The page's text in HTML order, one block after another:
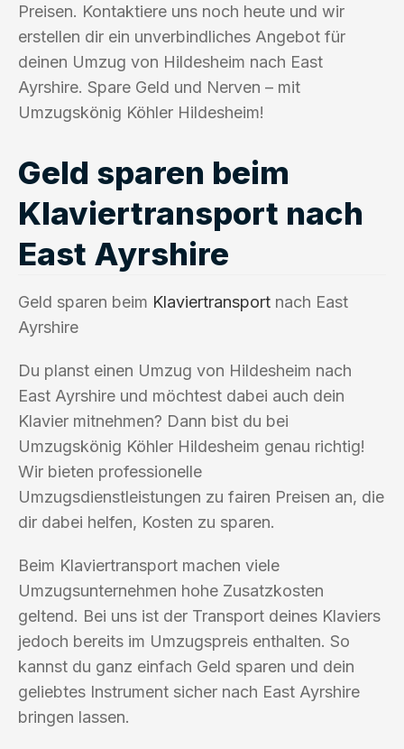
Preisen. Kontaktiere uns noch heute und wir
erstellen dir ein unverbindliches Angebot für
deinen Umzug von Hildesheim nach East
Ayrshire. Spare Geld und Nerven – mit
Umzugskönig Köhler Hildesheim!
Geld sparen beim
Klaviertransport nach
East Ayrshire
Geld sparen beim Klaviertransport nach East
Ayrshire
Du planst einen Umzug von Hildesheim nach
East Ayrshire und möchtest dabei auch dein
Klavier mitnehmen? Dann bist du bei
Umzugskönig Köhler Hildesheim genau richtig!
Wir bieten professionelle
Umzugsdienstleistungen zu fairen Preisen an, die
dir dabei helfen, Kosten zu sparen.
Beim Klaviertransport machen viele
Umzugsunternehmen hohe Zusatzkosten
geltend. Bei uns ist der Transport deines Klaviers
jedoch bereits im Umzugspreis enthalten. So
kannst du ganz einfach Geld sparen und dein
geliebtes Instrument sicher nach East Ayrshire
bringen lassen.